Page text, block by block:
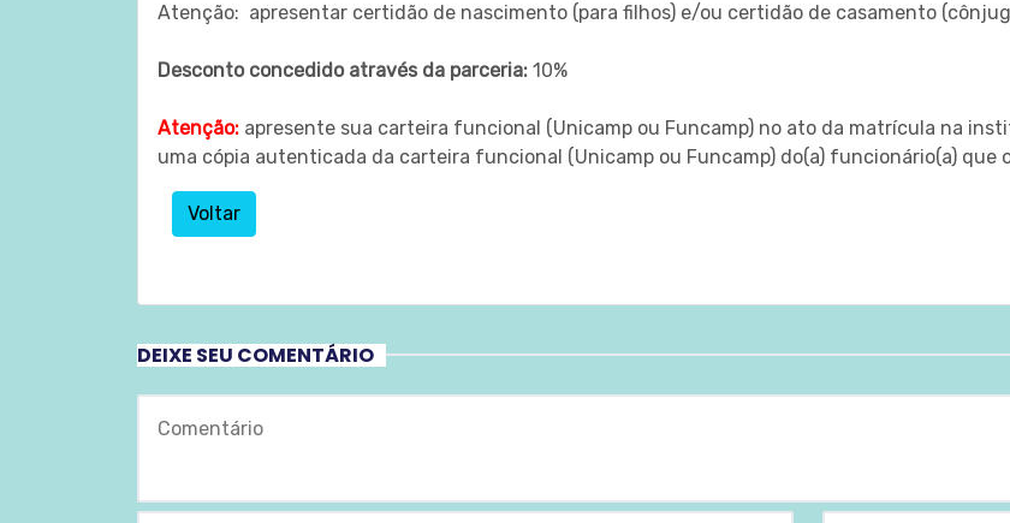
Atenção: apresentar certidão de nascimento (para filhos) e/ou certidão de casamento
Desconto concedido através da parceria: 10%
Atenção: apresente sua carteira funcional (Unicamp ou Funcamp) no ato da matrícula na
uma cópia autenticada da carteira funcional (Unicamp ou Funcamp) do(a) funcionário(a) que
Voltar
DEIXE SEU COMENTÁRIO